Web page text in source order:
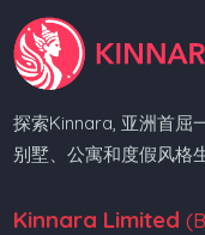
探索Kinnara, 亚洲首屈
别墅、公寓和度假风格
Kinnara Limited